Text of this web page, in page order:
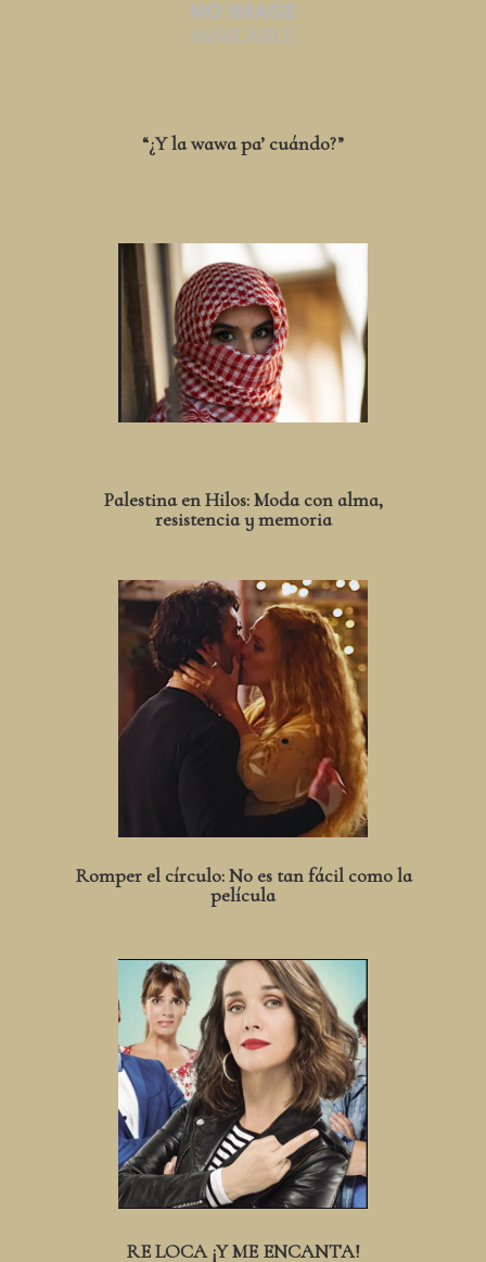
“¿Y la wawa pa’ cuándo?”
Palestina en Hilos: Moda con alma,
resistencia y memoria
Romper el círculo: No es tan fácil como la
película
RE LOCA ¡Y ME ENCANTA!